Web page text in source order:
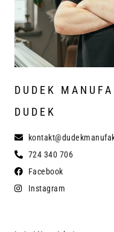
DUDEK
DUDEK
724 340 706
Facebook
Instagram